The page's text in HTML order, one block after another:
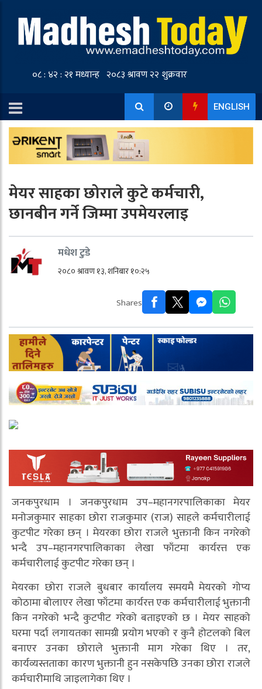
ENGLISH
मेयर साहका छोराले कुटे कर्मचारी,
छानबीन गर्ने जिम्मा उपमेयरलाइ
मधेश टुडे
२०८० श्रावण १३, शनिबार १०:२५
Shares
जनकपुरधाम । जनकपुरधाम उप–महानगरपालिकाका मेयर
मनोजकुमार साहका छोरा राजकुमार (राज) साहले कर्मचारीलाई
कुटपीट गरेका छन् । मेयरका छोरा राजले भुक्तानी किन नगरेको
भन्दै उप–महानगरपालिकाका लेखा फाँटमा कार्यरत्त एक
कर्मचारीलाई कुटपीट गरेका छन् ।
मेयरका छोरा राजले बुधबार कार्यालय समयमै मेयरको गोप्य
कोठामा बोलाएर लेखा फाँटमा कार्यरत्त एक कर्मचारीलाई भुक्तानी
किन नगरेको भन्दै कुटपीट गरेको बताइएको छ । मेयर साहको
घरमा पर्दा लगायतका सामग्री प्रयोग भएको र कुनै होटलको बिल
बनाएर उनका छोराले भुक्तानी माग गरेका थिए । तर,
कार्यव्यस्तताका कारण भुक्तानी हुन नसकेपछि उनका छोरा राजले
कर्मचारीमाथि जाइलागेका थिए ।